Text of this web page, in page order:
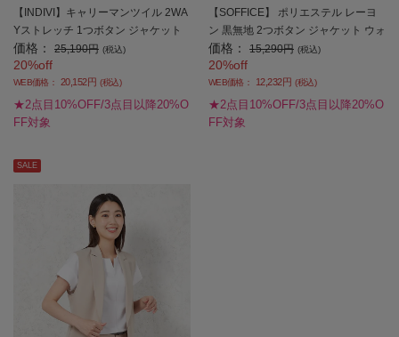
【INDIVI】キャリーマンツイル 2WA
Yストレッチ 1つボタン ジャケット
長袖布帛 ウォッシャブル 通年 【レ
ディース】
価格： 25,190円 (税込)
20%off
WEB価格： 20,152円 (税込)
★2点目10%OFF/3点目以降20%O
FF対象
【SOFFICE】 ポリエステル レーヨ
ン 黒無地 2つボタン ジャケット ウォ
ッシャブル ストレッチ 通年【レディ
ース】
価格： 15,290円 (税込)
20%off
WEB価格： 12,232円 (税込)
★2点目10%OFF/3点目以降20%O
FF対象
SALE